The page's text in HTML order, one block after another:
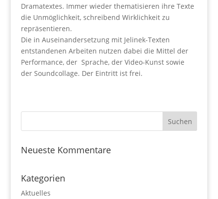
Dramatextes. Immer wieder thematisieren ihre Texte
die Unmöglichkeit, schreibend Wirklichkeit zu
repräsentieren.
Die in Auseinandersetzung mit Jelinek-Texten
entstandenen Arbeiten nutzen dabei die Mittel der
Performance, der Sprache, der Video-Kunst sowie
der Soundcollage. Der Eintritt ist frei.
Neueste Kommentare
Kategorien
Aktuelles